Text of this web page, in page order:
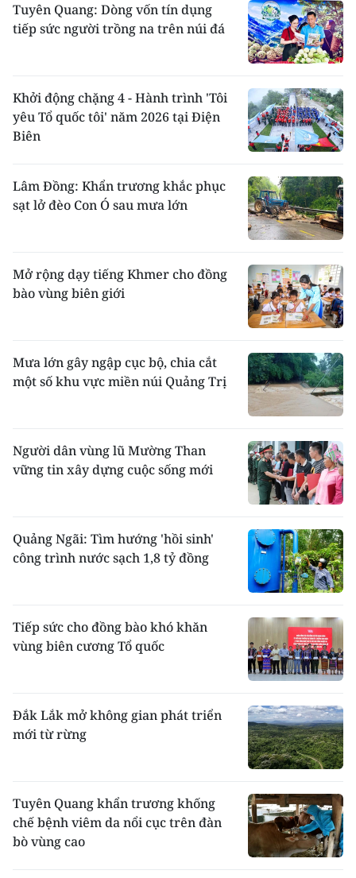
Tuyên Quang: Dòng vốn tín dụng
tiếp sức người trồng na trên núi đá
Khởi động chặng 4 - Hành trình 'Tôi
yêu Tổ quốc tôi' năm 2026 tại Điện
Biên
Lâm Đồng: Khẩn trương khắc phục
sạt lở đèo Con Ó sau mưa lớn
Mở rộng dạy tiếng Khmer cho đồng
bào vùng biên giới
Mưa lớn gây ngập cục bộ, chia cắt
một số khu vực miền núi Quảng Trị
Người dân vùng lũ Mường Than
vững tin xây dựng cuộc sống mới
Quảng Ngãi: Tìm hướng 'hồi sinh'
công trình nước sạch 1,8 tỷ đồng
Tiếp sức cho đồng bào khó khăn
vùng biên cương Tổ quốc
Đắk Lắk mở không gian phát triển
mới từ rừng
Tuyên Quang khẩn trương khống
chế bệnh viêm da nổi cục trên đàn
bò vùng cao